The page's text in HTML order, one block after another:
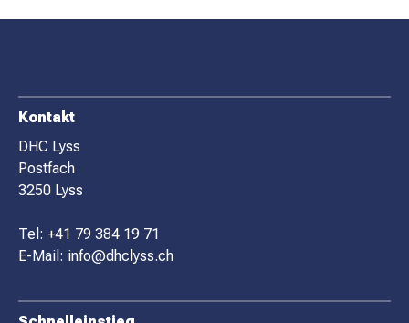
F
O
O
T
E
R
Kontakt
DHC Lyss
Postfach
3250 Lyss
Tel: +41 79 384 19 71
E-Mail: info@dhclyss.ch